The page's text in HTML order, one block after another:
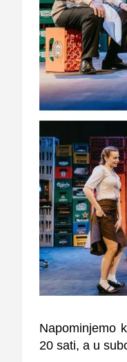
Napominjemo
20 sati, a u